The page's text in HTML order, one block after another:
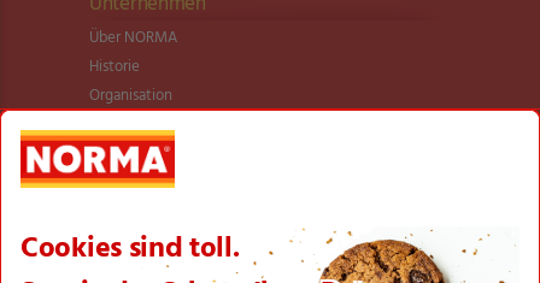
Über NORMA
Historie
Organisation
International
Logistik
Filialnetz
Karriere
Verantwortung/CSR